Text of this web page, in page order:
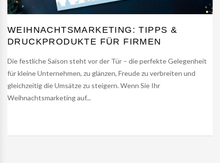
WEIHNACHTSMARKETING: TIPPS &
DRUCKPRODUKTE FÜR FIRMEN
Die festliche Saison steht vor der Tür – die perfekte Gelegenheit
für kleine Unternehmen, zu glänzen, Freude zu verbreiten und
gleichzeitig die Umsätze zu steigern. Wenn Sie Ihr
Weihnachtsmarketing auf...